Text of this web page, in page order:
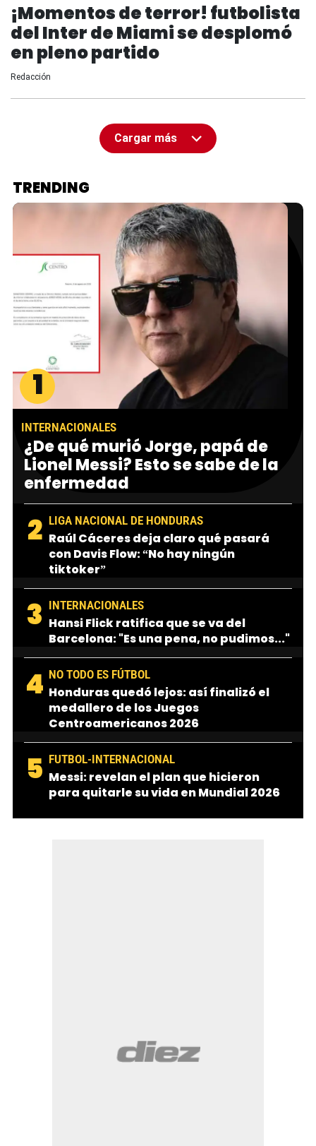
¡Momentos de terror! futbolista
del Inter de Miami se desplomó
en pleno partido
Redacción
Cargar más
TRENDING
1
INTERNACIONALES
¿De qué murió Jorge, papá de
Lionel Messi? Esto se sabe de la
enfermedad
2 LIGA NACIONAL DE HONDURAS
Raúl Cáceres deja claro qué pasará
con Davis Flow: “No hay ningún
tiktoker”
3 INTERNACIONALES
Hansi Flick ratifica que se va del
Barcelona: "Es una pena, no pudimos..."
4 NO TODO ES FÚTBOL
Honduras quedó lejos: así finalizó el
medallero de los Juegos
Centroamericanos 2026
5 FUTBOL-INTERNACIONAL
Messi: revelan el plan que hicieron
para quitarle su vida en Mundial 2026